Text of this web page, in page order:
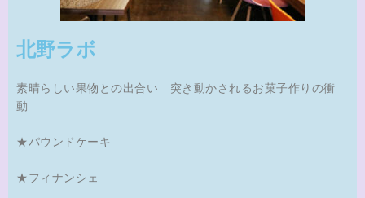
北野ラボ
素晴らしい果物との出合い 突き動かされるお菓子作りの衝
動
★パウンドケーキ
★フィナンシェ